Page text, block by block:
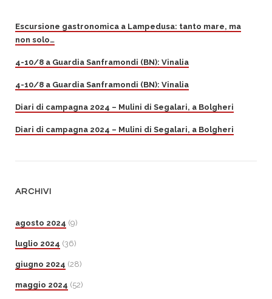
Escursione gastronomica a Lampedusa: tanto mare, ma
non solo…
4-10/8 a Guardia Sanframondi (BN): Vinalia
4-10/8 a Guardia Sanframondi (BN): Vinalia
Diari di campagna 2024 – Mulini di Segalari, a Bolgheri
Diari di campagna 2024 – Mulini di Segalari, a Bolgheri
ARCHIVI
agosto 2024 (9)
luglio 2024 (36)
giugno 2024 (28)
maggio 2024 (52)